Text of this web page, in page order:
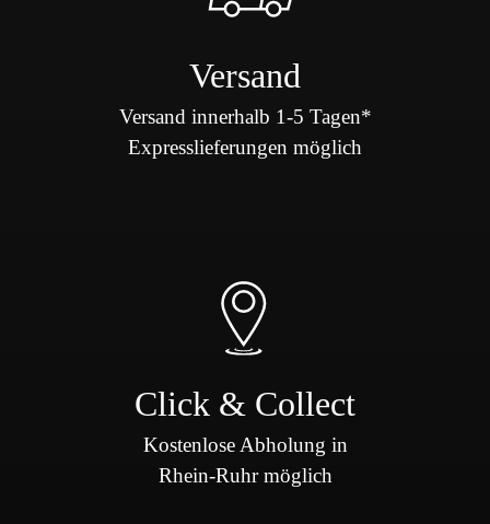
Versand
Versand innerhalb 1-5 Tagen*
Expresslieferungen möglich
Click & Collect
Kostenlose Abholung in
Rhein-Ruhr möglich